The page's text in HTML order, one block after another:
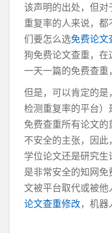
该声明的出处，但
重复率的人来说，
们要怎么选免费论文
狗免费论文查重，在
一天一篇的免费查重
但是，可以肯定的
检测重复率的平台
免费查重所有论文
不安全的主张，因
学位论文还是研究
是非常安全的知网
文被平台取代或被
论文查重修改，机器